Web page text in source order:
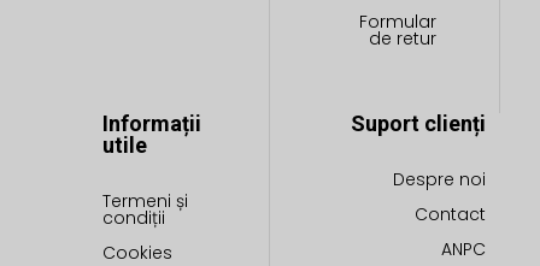
Formular
de retur
Informații
utile
Termeni și
condiții
Cookies
Suport clienți
Despre noi
Contact
ANPC